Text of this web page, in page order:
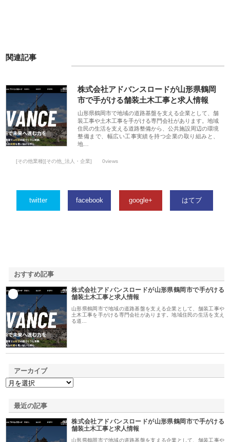
関連記事
株式会社アドバンスロードが山形県鶴岡
市で手がける舗装土木工事と求人情報
山形県鶴岡市で地域の道路基盤を支える企業として、舗
装工事や土木工事を手がける専門会社があります。地域
住民の生活を支える道路整備から、公共施設周辺の環境
整備まで、幅広い工事実績を持つ企業の取り組みと、
地…
[その他業種][その他_法人・企業] 0views
twitter facebook google+ はてブ
おすすめ記事
株式会社アドバンスロードが山形県鶴岡市で手がける
舗装土木工事と求人情報
山形県鶴岡市で地域の道路基盤を支える企業として、舗装工事や
土木工事を手がける専門会社があります。地域住民の生活を支え
る道…
アーカイブ
最近の記事
株式会社アドバンスロードが山形県鶴岡市で手がける
舗装土木工事と求人情報
山形県鶴岡市で地域の道路基盤を支える企業として、舗装工事や